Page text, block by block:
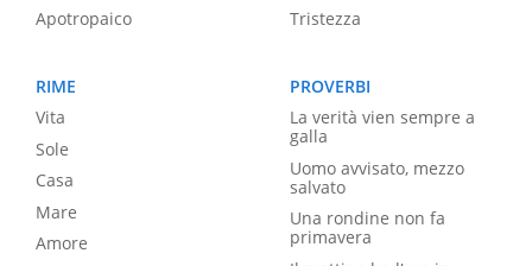
Apotropaico
Tristezza
RIME
Vita
Sole
Casa
Mare
Amore
PROVERBI
La verità vien sempre a
galla
Uomo avvisato, mezzo
salvato
Una rondine non fa
primavera